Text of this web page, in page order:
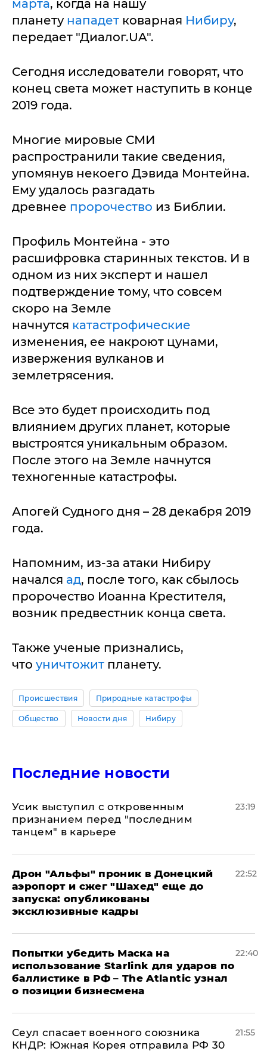
марта, когда на нашу
планету нападет коварная Нибиру,
передает "Диалог.UA".
Сегодня исследователи говорят, что
конец света может наступить в конце
2019 года.
Многие мировые СМИ
распространили такие сведения,
упомянув некоего Дэвида Монтейна.
Ему удалось разгадать
древнее пророчество из Библии.
Профиль Монтейна - это
расшифровка старинных текстов. И в
одном из них эксперт и нашел
подтверждение тому, что совсем
скоро на Земле
начнутся катастрофические
изменения, ее накроют цунами,
извержения вулканов и
землетрясения.
Все это будет происходить под
влиянием других планет, которые
выстроятся уникальным образом.
После этого на Земле начнутся
техногенные катастрофы.
Апогей Судного дня – 28 декабря 2019
года.
Напомним, из-за атаки Нибиру
начался ад, после того, как сбылось
пророчество Иоанна Крестителя,
возник предвестник конца света.
Также ученые признались,
что уничтожит планету.
Происшествия Природные катастрофы
Общество Новости дня Нибиру
Последние новости
Усик выступил с откровенным
признанием перед "последним
танцем" в карьере
23:19
Дрон "Альфы" проник в Донецкий
аэропорт и сжег "Шахед" еще до
запуска: опубликованы
эксклюзивные кадры
22:52
Попытки убедить Маска на
использование Starlink для ударов по
баллистике в РФ – The Atlantic узнал
о позиции бизнесмена
22:40
​Сеул спасает военного союзника
КНДР: Южная Корея отправила РФ 30
21:55